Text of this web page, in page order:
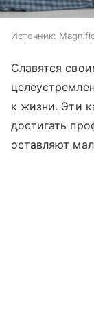
Источник:
Славятся
к жизни. Эти
достигать
оставляют